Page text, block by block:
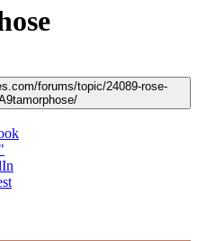
forums/topic/24089-rose-